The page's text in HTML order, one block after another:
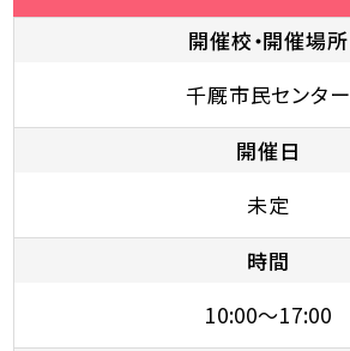
開催校・開催場所
千厩市民センター
開催日
未定
時間
10:00～17:00